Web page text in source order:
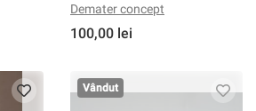
Demater concept
100,00 lei
Vândut